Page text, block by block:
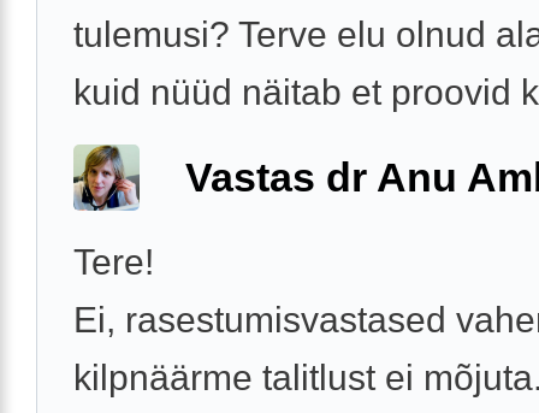
tulemusi? Terve elu olnud
kuid nüüd näitab et proovid
Vastas dr Anu
Tere!
Ei, rasestumisvastased
kilpnäärme talitlust ei